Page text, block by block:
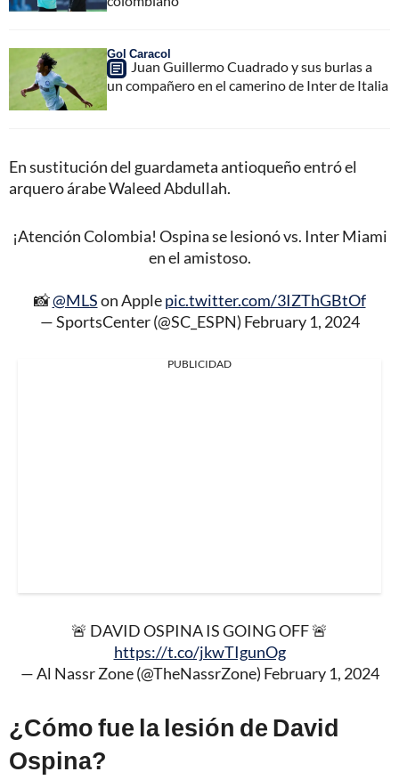
Gol Caracol
Juan Guillermo Cuadrado y sus burlas a
un compañero en el camerino de Inter de Italia
En sustitución del guardameta antioqueño entró el
arquero árabe Waleed Abdullah.
¡Atención Colombia! Ospina se lesionó vs. Inter Miami
en el amistoso.
📸@MLSon Applepic.twitter.com/3IZThGBtOf
— SportsCenter (@SC_ESPN) February 1, 2024
PUBLICIDAD
🚨 DAVID OSPINA IS GOING OFF 🚨
https://t.co/jkwTIgunOg
— Al Nassr Zone (@TheNassrZone) February 1, 2024
¿Cómo fue la lesión de David
Ospina?